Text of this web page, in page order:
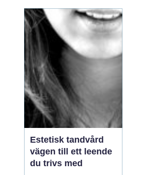
för billigt? Oavsett om
samlingen är egen, ärvd
eller del av ett dödsbo
går det att skapa
ordning, få en rättvi...
Estetisk tandvård
vägen till ett leende
du trivs med